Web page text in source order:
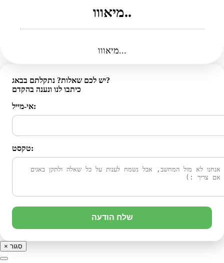
מיאווו..
מיאווו...
יש לכם שאלות? נתקלתם בבאג?
כיתבו לנו ונענה בהקדם
אי-מייל:
טקסט:
שלח הודעה
× סגור